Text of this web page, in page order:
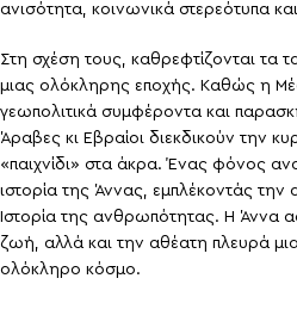
ανισότητα, κοινωνικά στερεότυπα
Στη σχέση τους, καθρεφτίζονται τα
μιας ολόκληρης εποχής. Καθώς η
γεωπολιτικά συμφέροντα και
Άραβες κι Εβραίοι διεκδικούν την
«παιχνίδι» στα άκρα. Ένας φόνος
ιστορία της Άννας, εμπλέκοντάς
Ιστορία της ανθρωπότητας. Η Άννα
ζωή, αλλά και την αθέατη πλευρά
ολόκληρο κόσμο.